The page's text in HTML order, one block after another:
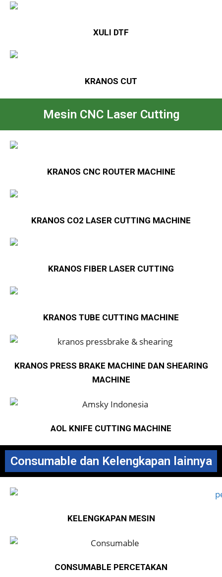
XULI DTF
KRANOS CUT
Mesin CNC Laser Cutting
KRANOS CNC ROUTER MACHINE
KRANOS CO2 LASER CUTTING MACHINE
KRANOS FIBER LASER CUTTING
KRANOS TUBE CUTTING MACHINE
KRANOS PRESS BRAKE MACHINE DAN SHEARING
MACHINE
AOL KNIFE CUTTING MACHINE
Consumable dan Kelengkapan lainnya
KELENGKAPAN MESIN
CONSUMABLE PERCETAKAN